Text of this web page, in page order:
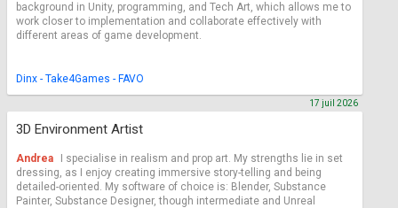
background in Unity, programming, and Tech Art, which allows me to
work closer to implementation and collaborate effectively with
different areas of game development.
Dinx - Take4Games - FAVO
3D Environment Artist
17 juil 2026
Andrea
I specialise in realism and prop art. My strengths lie in set
dressing, as I enjoy creating immersive story-telling and being
detailed-oriented. My software of choice is: Blender, Substance
Painter, Substance Designer, though intermediate and Unreal